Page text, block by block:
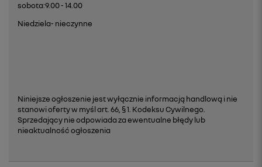
sobota:9.00 - 14.00
Niedziela- nieczynne
Niniejsze ogłoszenie jest wyłącznie informacją handlową i nie
stanowi oferty w myśl art. 66, § 1. Kodeksu Cywilnego.
Sprzedający nie odpowiada za ewentualne błędy lub
nieaktualność ogłoszenia